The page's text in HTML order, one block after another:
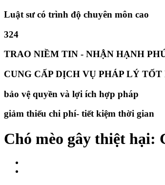
Luật sư có trình độ chuyên môn cao
324
TRAO NIỀM TIN - NHẬN HẠNH
CUNG CẤP DỊCH VỤ PHÁP LÝ
bảo vệ quyền và lợi ích hợp pháp
giảm thiếu chi phí- tiết kiệm thời gian
Chó mèo gây thiệt hại: